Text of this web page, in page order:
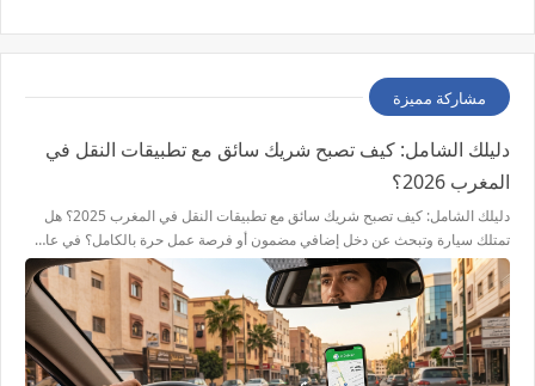
مشاركة مميزة
دليلك الشامل: كيف تصبح شريك سائق مع تطبيقات النقل في
المغرب 2026؟
دليلك الشامل: كيف تصبح شريك سائق مع تطبيقات النقل في المغرب 2025؟ هل
تمتلك سيارة وتبحث عن دخل إضافي مضمون أو فرصة عمل حرة بالكامل؟ في عا…